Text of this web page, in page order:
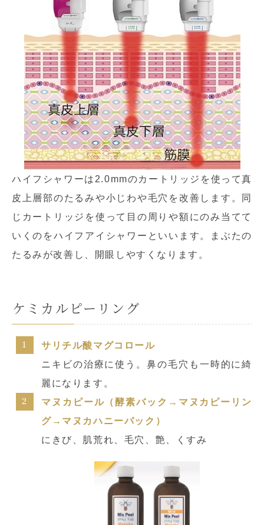
ハイフシャワーは2.0mmのカートリッジを使って真
皮上層部のたるみや小じわや毛穴を改善します。同
じカートリッジを使って目の周りや額にのみ当てて
いくのをハイフアイシャワーといいます。まぶたの
たるみが改善し、開眼しやすくなります。
ケミカルピーリング
サリチル酸マグコロール
ニキビの治療に使う。鼻の毛穴も一時的に綺
麗になります。
マヌカピール（酵素バック→マヌカピーリン
グ→マヌカハニーパック）
にきび、肌荒れ、毛穴、艶、くすみ